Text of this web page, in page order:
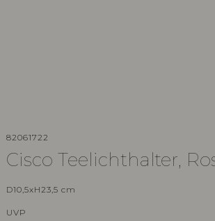
82061722
Cisco Teelichthalter,
D10,5xH23,5 cm
UVP